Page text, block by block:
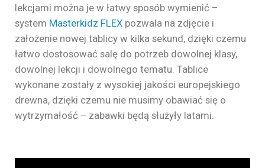
lekcjami można je w łatwy sposób wymienić –
system Masterkidz FLEX pozwala na zdjęcie i
założenie nowej tablicy w kilka sekund, dzięki czemu
łatwo dostosować salę do potrzeb dowolnej klasy,
dowolnej lekcji i dowolnego tematu. Tablice
wykonane zostały z wysokiej jakości europejskiego
drewna, dzięki czemu nie musimy obawiać się o
wytrzymałość – zabawki będą służyły latami.